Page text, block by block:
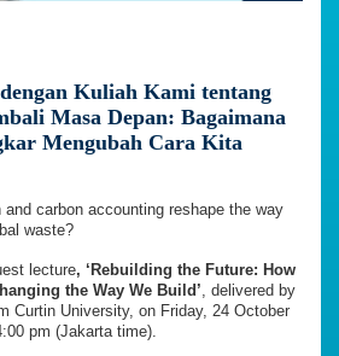
Kuliah Kami tentang
Masa Depan: Bagaimana
Mengubah Cara Kita
and carbon accounting reshape the way
waste?
lecture, ‘Rebuilding the Future: How
the Way We Build’, delivered by
Curtin University, on Friday, 24 October
pm (Jakarta time).